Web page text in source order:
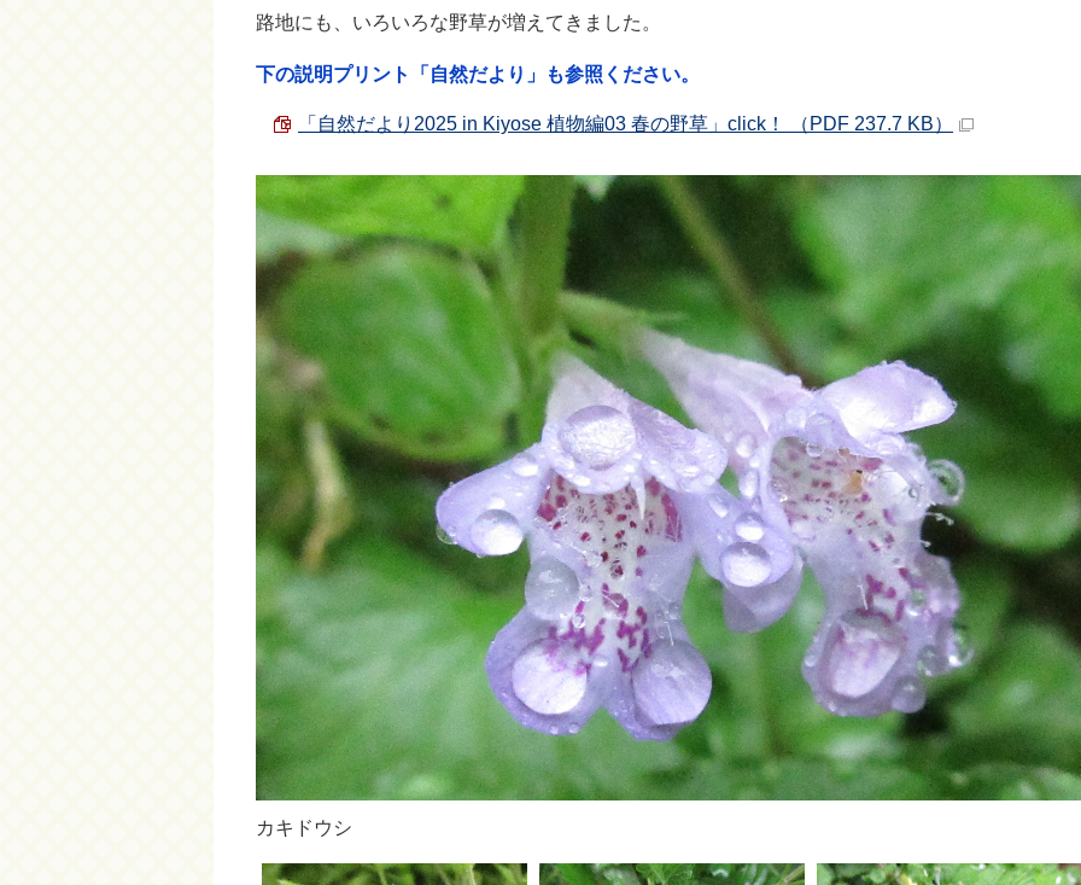
路地にも、いろいろな野草が増えてきました。
下の説明プリント「自然だより」も参照ください。
「自然だより2025 in Kiyose 植物編03 春の野草」click！ （PDF 237.7 KB）
カキドウシ